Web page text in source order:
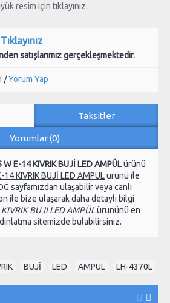
resim için tıklayınız.
satışlarımız gerçekleşmektedir.
/Yorum Yap
Taksitler
Yorumlar (0)
W E-14 KIVRIK BUJİ LED AMPÜLürünü
14 KIVRIK BUJİ LED AMPÜLürünü ile
sayfamızdan ulaşabilir veya canlı
ile bize ulaşarak daha detaylı bilgi
BUJİ LED AMPÜLürününü en
sitemizde bulabilirsiniz.
BUJİ LED AMPÜL LH-4370L